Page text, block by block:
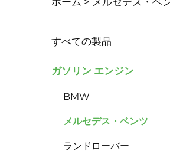
すべての製品
ガソリン エンジン
BMW
メルセデス・ベンツ
ランドローバー